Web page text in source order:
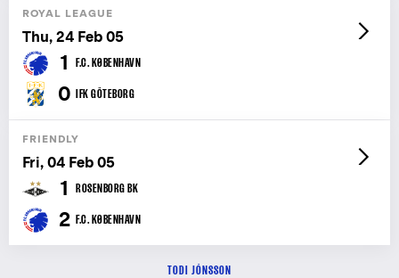
ROYAL LEAGUE
Thu, 24 Feb 05
1 F.C. KØBENHAVN
0 IFK GÖTEBORG
FRIENDLY
Fri, 04 Feb 05
1 ROSENBORG BK
2 F.C. KØBENHAVN
TODI JÓNSSON